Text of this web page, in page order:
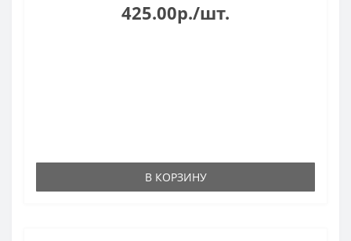
425.00р./шт.
В КОРЗИНУ